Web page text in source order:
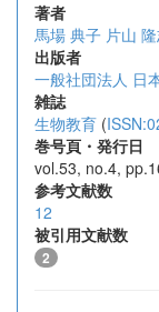
著者
馬場 典子 片山
出版者
一般社団法人 日
雑誌
生物教育 (
巻号頁・発行日
vol.53, no.4,
参考文献数
12
被引用文献数
2